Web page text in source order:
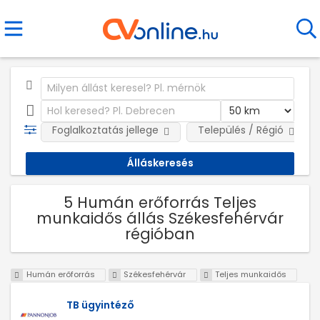
Foglalkoztatás jellege Település / Régió
5 Humán erőforrás Teljes
munkaidős állás Székesfehérvár
régióban
Humán erőforrás Székesfehérvár Teljes munkaidős
TB ügyintéző